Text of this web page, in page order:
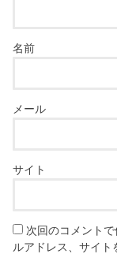
名前
メール
サイト
次回のコメント
ルアドレス、サイト